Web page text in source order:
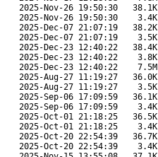
2025-Nov-26 19:50:30
38.1K
2025-Nov-26 19:50:30
3.4K
2025-Dec-07 21:07:19
38.2K
2025-Dec-07 21:07:19
3.5K
2025-Dec-23 12:40:22
38.4K
2025-Dec-23 12:40:22
3.8K
2025-Dec-23 12:40:22
7.5M
2025-Aug-27 11:19:27
36.0K
2025-Aug-27 11:19:27
3.5K
2025-Sep-06 17:09:59
36.1K
2025-Sep-06 17:09:59
3.4K
2025-Oct-01 21:18:25
36.5K
2025-Oct-01 21:18:25
3.4K
2025-Oct-20 22:54:39
36.7K
2025-Oct-20 22:54:39
3.4K